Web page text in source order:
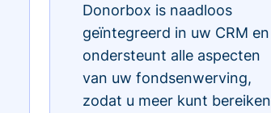
Donorbox is naadloos
geïntegreerd in uw CRM en
ondersteunt alle aspecten
van uw fondsenwerving,
zodat u meer kunt bereiken